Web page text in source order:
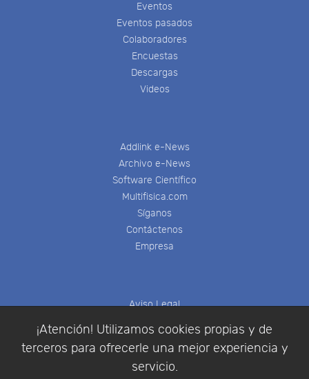
¡Atención! Utilizamos cookies propias y de
terceros para ofrecerle una mejor experiencia y
servicio.
Eventos
Eventos pasados
Colaboradores
Encuestas
Descargas
Videos
Addlink e-News
Archivo e-News
Software Científico
Multifisica.com
Síganos
Contáctenos
Empresa
Aviso Legal
Política de Privacidad
Condiciones de compra
Identificarse